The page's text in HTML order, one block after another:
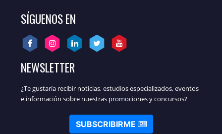
SÍGUENOS EN
NEWSLETTER
¿Te gustaría recibir noticias, estudios especializados, eventos
e información sobre nuestras promociones y concursos?
SUBSCRIBIRME